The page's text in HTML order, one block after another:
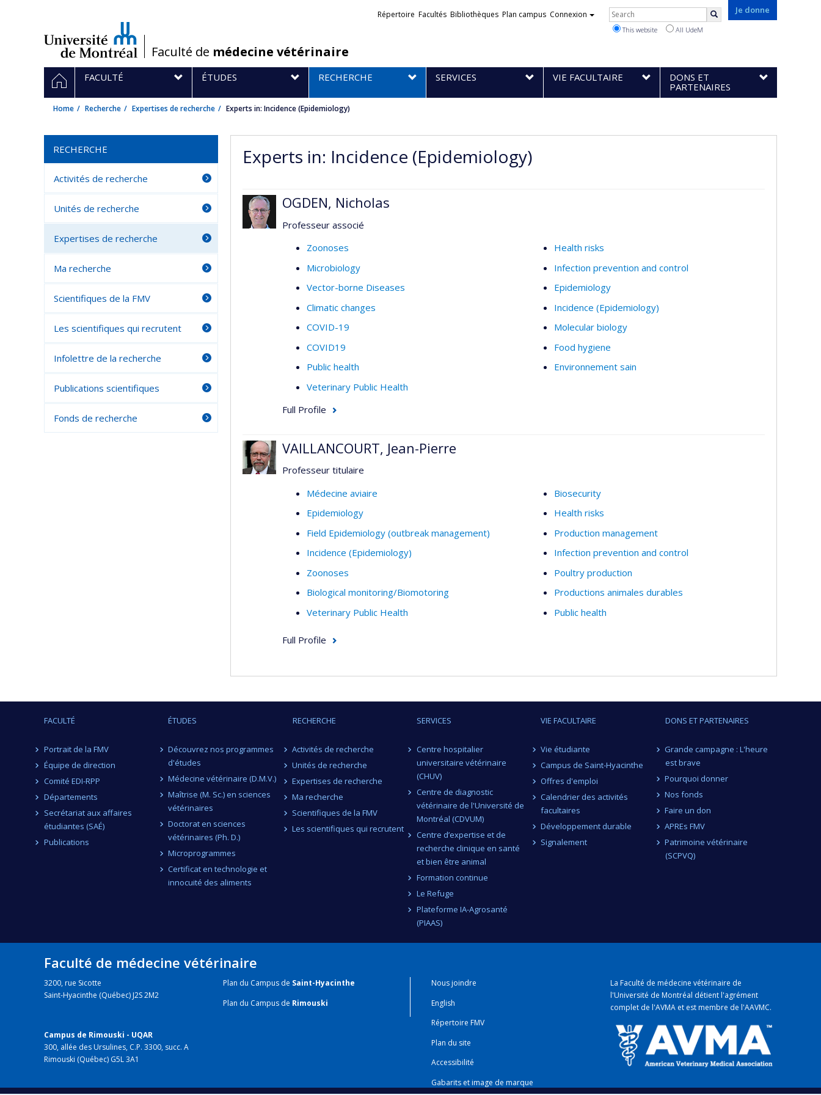
/Faculté de médecine vétérinaire
Je donne
Liens
Répertoire Facultés Bibliothèques Plan campus Connexion Rechercher
This website All UdeM
Navigation
principale
HOMEFACULTÉ ÉTUDES RECHERCHE SERVICES VIE FACULTAIRE
DONS ET
PARTENAIRES
Home Recherche Expertises de recherche Experts in: Incidence (Epidemiology)
Experts in: Incidence (Epidemiology)
OGDEN, Nicholas
Professeur associé
Zoonoses
Microbiology
Vector-borne Diseases
Climatic changes
COVID-19
COVID19
Public health
Veterinary Public Health
Health risks
Infection prevention and control
Epidemiology
Incidence (Epidemiology)
Molecular biology
Food hygiene
Environnement sain
Full Profile
VAILLANCOURT, Jean-Pierre
Professeur titulaire
Médecine aviaire
Epidemiology
Field Epidemiology (outbreak management)
Incidence (Epidemiology)
Zoonoses
Biological monitoring/Biomotoring
Veterinary Public Health
Biosecurity
Health risks
Production management
Infection prevention and control
Poultry production
Productions animales durables
Public health
Full Profile
RECHERCHE
Activités de recherche
Unités de recherche
Expertises de recherche
Ma recherche
Scientifiques de la FMV
Les scientifiques qui recrutent
Infolettre de la recherche
Publications scientifiques
Fonds de recherche
FACULTÉ
Portrait de la FMV
Équipe de direction
Comité EDI-RPP
Départements
Secrétariat aux affaires
étudiantes (SAÉ)
Publications
ÉTUDES
Découvrez nos programmes
d'études
Médecine vétérinaire (D.M.V.)
Maîtrise (M. Sc.) en sciences
vétérinaires
Doctorat en sciences
vétérinaires (Ph. D.)
Microprogrammes
Certificat en technologie et
innocuité des aliments
RECHERCHE
Activités de recherche
Unités de recherche
Expertises de recherche
Ma recherche
Scientifiques de la FMV
Les scientifiques qui recrutent
SERVICES
Centre hospitalier
universitaire vétérinaire
(CHUV)
Centre de diagnostic
vétérinaire de l'Université de
Montréal (CDVUM)
Centre d’expertise et de
recherche clinique en santé
et bien être animal
Formation continue
Le Refuge
Plateforme IA-Agrosanté
(PIAAS)
VIE FACULTAIRE
Vie étudiante
Campus de Saint-Hyacinthe
Offres d'emploi
Calendrier des activités
facultaires
Développement durable
Signalement
DONS ET PARTENAIRES
Grande campagne : L'heure
est brave
Pourquoi donner
Nos fonds
Faire un don
APREs FMV
Patrimoine vétérinaire
(SCPVQ)
Faculté de médecine vétérinaire
3200, rue Sicotte
Saint-Hyacinthe (Québec) J2S 2M2
Campus de Rimouski - UQAR
300, allée des Ursulines, C.P. 3300, succ. A
Rimouski (Québec) G5L 3A1
Plan du Campus de Saint-Hyacinthe
Plan du Campus de Rimouski
Nous joindre
English
Répertoire FMV
Plan du site
Accessibilité
Gabarits et image de marque
La Faculté de médecine vétérinaire de
l'Université de Montréal détientl'agrément
complet de l'AVMA et est membre de l'AAVMC.